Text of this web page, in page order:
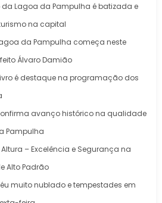
Lagoa da Pampulha é batizada e
na capital
da Pampulha começa neste
Álvaro Damião
é destaque na programação dos
avanço histórico na qualidade
Pampulha
– Excelência e Segurança na
Alto Padrão
muito nublado e tempestades em